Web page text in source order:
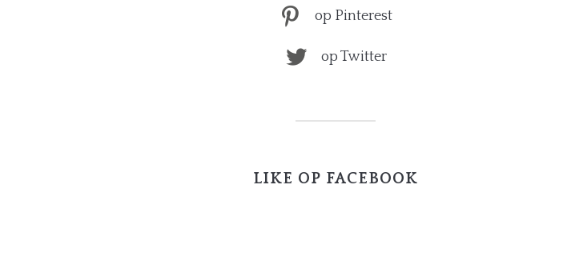
op Pinterest
op Twitter
LIKE OP FACEBOOK